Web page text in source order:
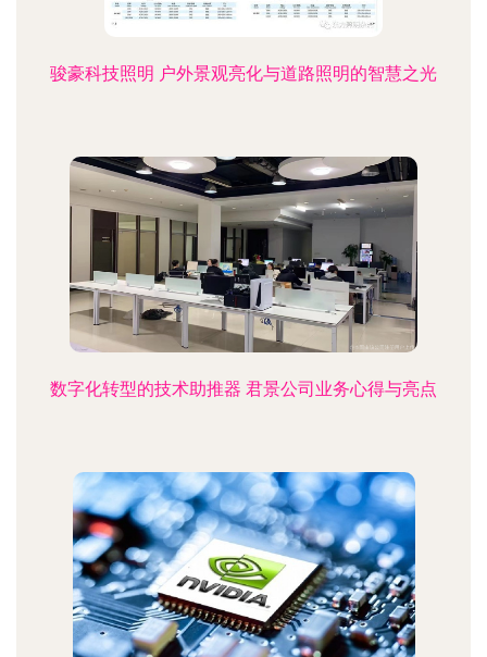
骏豪科技照明 户外景观亮化与道路照明的智慧之光
数字化转型的技术助推器 君景公司业务心得与亮点